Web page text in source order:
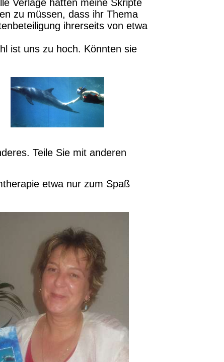
Verlage hatten meine Skripte
zu müssen, dass ihr Thema
ihrerseits von etwa
ist uns zu hoch. Könnten sie
Teile Sie mit anderen
etwa nur zum Spaß